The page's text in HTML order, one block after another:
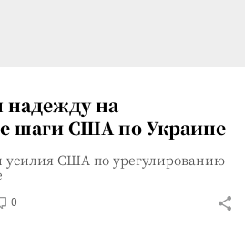
надежду на
шаги США по Украине
усилия США по урегулированию
0